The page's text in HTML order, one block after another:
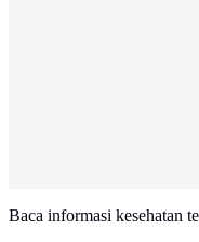
Baca informasi kesehatan